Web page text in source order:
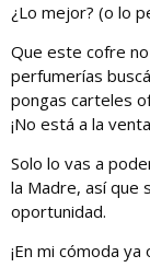
¿Lo mejor? (o lo
Que este cofre
perfumerías
pongas carteles
¡No está a la
Solo lo vas a
la Madre, así que
oportunidad.
¡En mi cómoda